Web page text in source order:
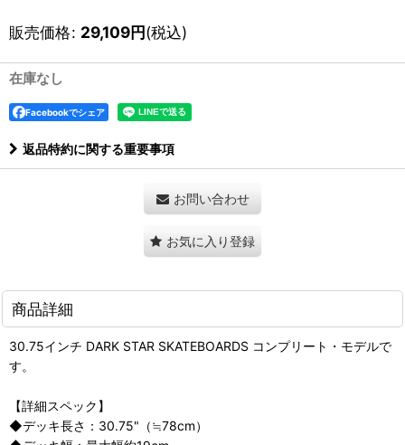
販売価格: 29,109円(税込)
在庫なし
Facebookでシェア
返品特約に関する重要事項
お問い合わせ
お気に入り登録
商品詳細
30.75インチ DARK STAR SKATEBOARDS コンプリート・モデルで
す。
【詳細スペック】
◆デッキ長さ：30.75"（≒78cm）